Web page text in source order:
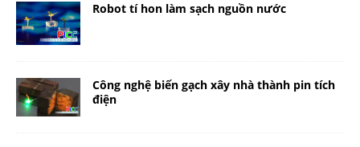
Robot tí hon làm sạch nguồn nước
Công nghệ biến gạch xây nhà thành pin tích
điện